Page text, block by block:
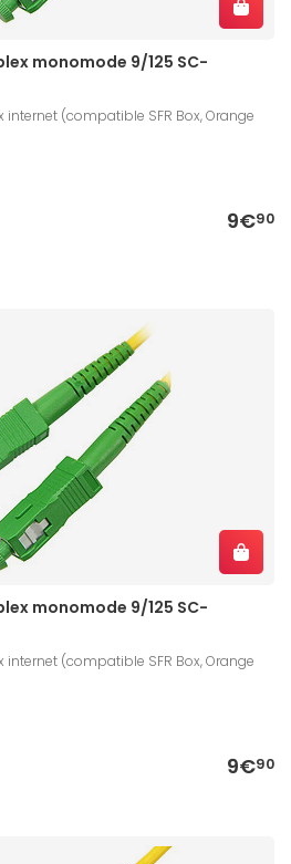
monomode 9/125 SC-
(compatible SFR Box, Orange
9€90
monomode 9/125 SC-
(compatible SFR Box, Orange
9€90